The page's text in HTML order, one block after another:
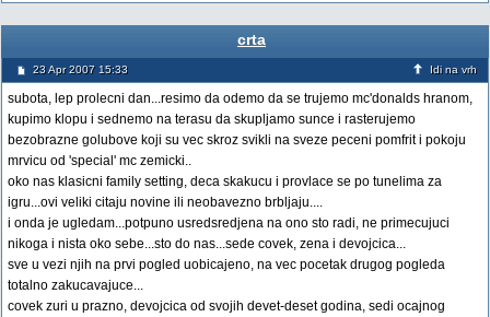
crta
23 Apr 2007 15:33 Idi na vrh
subota, lep prolecni dan...resimo da odemo da se trujemo mc'donalds hranom,
kupimo klopu i sednemo na terasu da skupljamo sunce i rasterujemo
bezobrazne golubove koji su vec skroz svikli na sveze peceni pomfrit i pokoju
mrvicu od 'special' mc zemicki..
oko nas klasicni family setting, deca skakucu i provlace se po tunelima za
igru...ovi veliki citaju novine ili neobavezno brbljaju....
i onda je ugledam...potpuno usredsredjena na ono sto radi, ne primecujuci
nikoga i nista oko sebe...sto do nas...sede covek, zena i devojcica...
sve u vezi njih na prvi pogled uobicajeno, na vec pocetak drugog pogleda
totalno zakucavajuce...
covek zuri u prazno, devojcica od svojih devet-deset godina, sedi ocajnog